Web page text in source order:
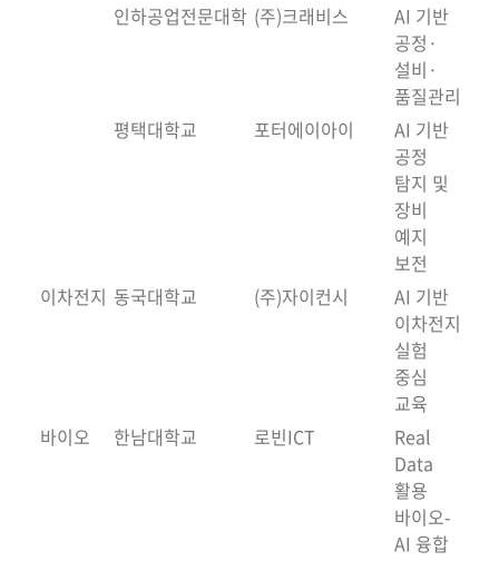
인하공업전문대학 (주)크래비스
AI 기반
공정·
설비·
품질관리
평택대학교
포터에이아이
AI 기반
공정
탐지 및
장비
예지
보전
이차전지 동국대학교 (주)자이컨시
AI 기반
이차전지
실험
중심
교육
바이오
한남대학교 로빈ICT
Real
Data
활용
바이오-
AI 융합